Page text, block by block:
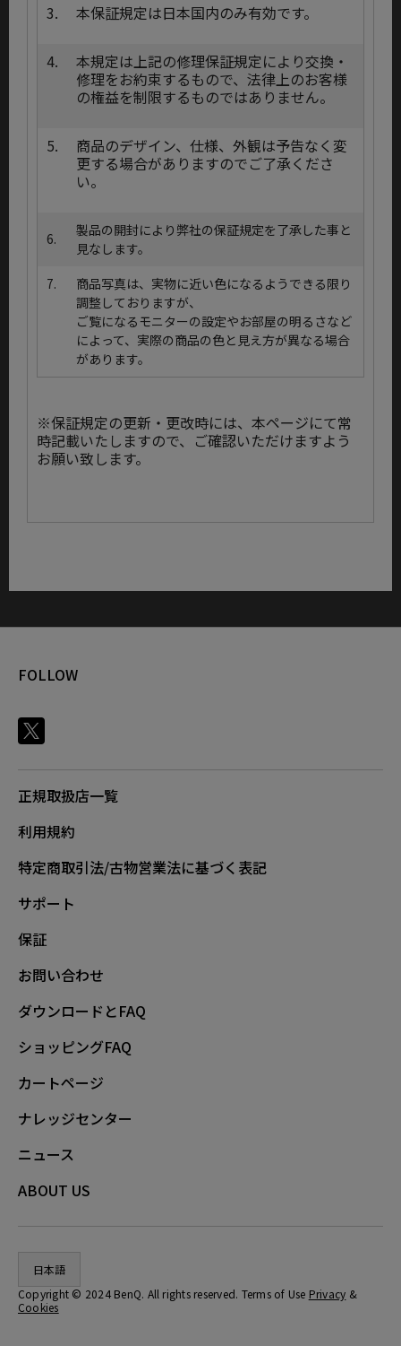
3. 本保証規定は日本国内のみ有効です。
4.
本規定は上記の修理保証規定により交換・
修理をお約束するもので、法律上のお客様
の権益を制限するものではありません。
5.
商品のデザイン、仕様、外観は予告なく変
更する場合がありますのでご了承くださ
い。
6.
製品の開封により弊社の保証規定を了承した事と
見なします。
7.
商品写真は、実物に近い色になるようできる限り
調整しておりますが、
ご覧になるモニターの設定やお部屋の明るさなど
によって、実際の商品の色と見え方が異なる場合
があります。
※保証規定の更新・更改時には、本ページにて常
時記載いたしますので、ご確認いただけますよう
お願い致します。
FOLLOW
正規取扱店一覧
利用規約
特定商取引法/古物営業法に基づく表記
サポート
保証
お問い合わせ
ダウンロードとFAQ
ショッピングFAQ
カートページ
ナレッジセンター
ニュース
ABOUT US
日本語
Copyright © 2024 BenQ. All rights reserved. Terms of Use Privacy &
Cookies